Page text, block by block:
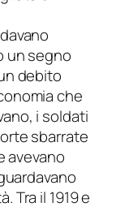
un segno
debito
che
i soldati
sbarrate
avevano
Tra il 1919 e